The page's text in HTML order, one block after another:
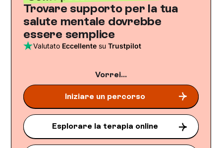
Trovare supporto per la tua
salute mentale dovrebbe
essere semplice
Valutato Eccellente suTrustpilot
Vorrei...
Iniziare un percorso
Esplorare la terapia online